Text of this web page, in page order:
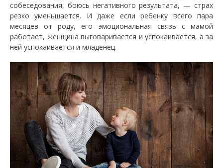
собеседования, боюсь негативного результата, — страх
резко уменьшается. И даже если ребенку всего пара
месяцев от роду, его эмоциональная связь с мамой
работает, женщина выговаривается и успокаивается, а за
ней успокаивается и младенец.